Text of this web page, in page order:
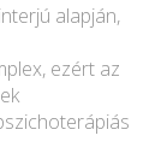
alapján,
ezért az